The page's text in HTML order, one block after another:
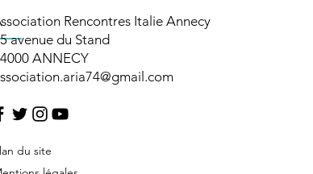
Rencontres Italie Annecy
avenue du Stand
ANNECY​​​
du site